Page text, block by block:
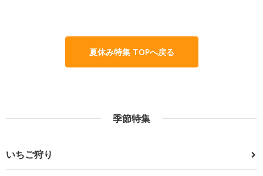
夏休み特集 TOPへ戻る
季節特集
いちご狩り